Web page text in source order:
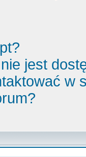
jest
w